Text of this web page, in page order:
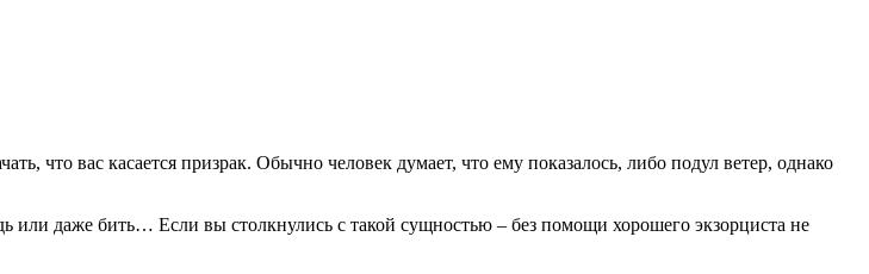
что вас касается призрак. Обычно человек думает, что ему показалось, либо подул ветер, однако
или даже бить… Если вы столкнулись с такой сущностью – без помощи хорошего экзорциста не